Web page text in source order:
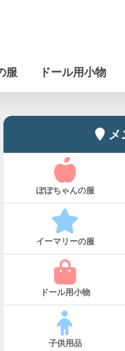
服 ドール用小物
メ
ぽぽちゃんの服
イーマリーの服
ドール用小物
子供用品